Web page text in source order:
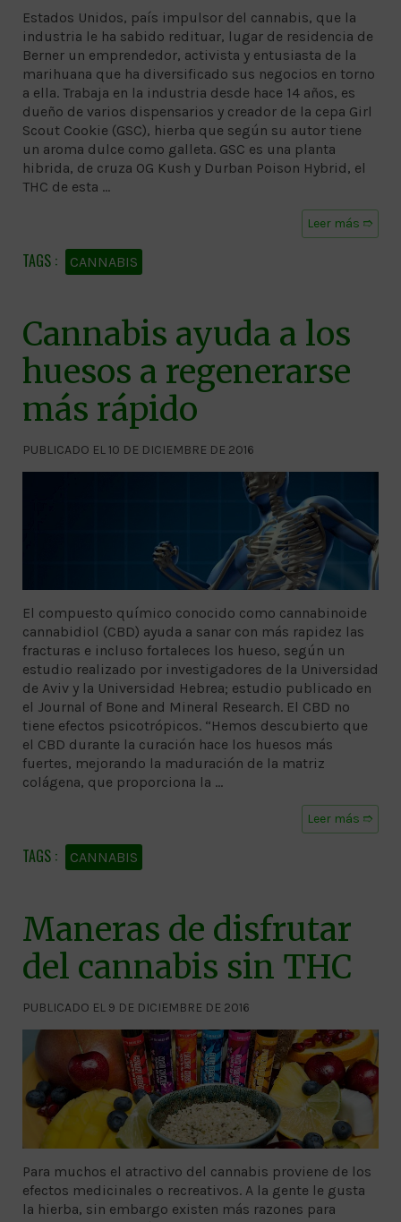
Estados Unidos, país impulsor del cannabis, que la
industria le ha sabido redituar, lugar de residencia de
Berner un emprendedor, activista y entusiasta de la
marihuana que ha diversificado sus negocios en torno
a ella. Trabaja en la industria desde hace 14 años, es
dueño de varios dispensarios y creador de la cepa Girl
Scout Cookie (GSC), hierba que según su autor tiene
un aroma dulce como galleta. GSC es una planta
hibrida, de cruza OG Kush y Durban Poison Hybrid, el
THC de esta …
Leer más ➱
CANNABIS
Cannabis ayuda a los
huesos a regenerarse
más rápido
PUBLICADO EL 10 DE DICIEMBRE DE 2016
El compuesto químico conocido como cannabinoide
cannabidiol (CBD) ayuda a sanar con más rapidez las
fracturas e incluso fortaleces los hueso, según un
estudio realizado por investigadores de la Universidad
de Aviv y la Universidad Hebrea; estudio publicado en
el Journal of Bone and Mineral Research. El CBD no
tiene efectos psicotrópicos. “Hemos descubierto que
el CBD durante la curación hace los huesos más
fuertes, mejorando la maduración de la matriz
colágena, que proporciona la …
Leer más ➱
CANNABIS
Maneras de disfrutar
del cannabis sin THC
PUBLICADO EL 9 DE DICIEMBRE DE 2016
Para muchos el atractivo del cannabis proviene de los
efectos medicinales o recreativos. A la gente le gusta
la hierba, sin embargo existen más razones para